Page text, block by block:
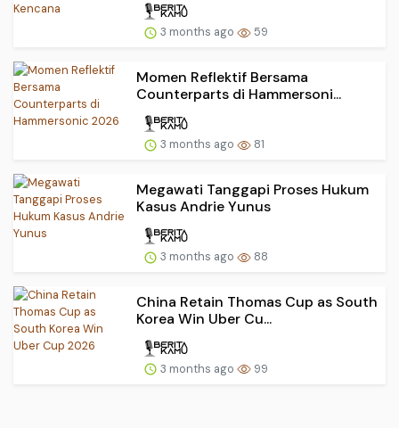
3 months ago 59
Momen Reflektif Bersama
Counterparts di Hammersoni...
3 months ago 81
Megawati Tanggapi Proses Hukum
Kasus Andrie Yunus
3 months ago 88
China Retain Thomas Cup as South
Korea Win Uber Cu...
3 months ago 99